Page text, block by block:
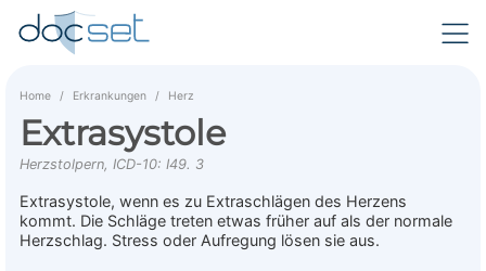
Home Erkrankungen Herz
Extrasystole
Herzstolpern, ICD-10: I49. 3
Extrasystole, wenn es zu Extraschlägen des Herzens
kommt. Die Schläge treten etwas früher auf als der normale
Herzschlag. Stress oder Aufregung lösen sie aus.